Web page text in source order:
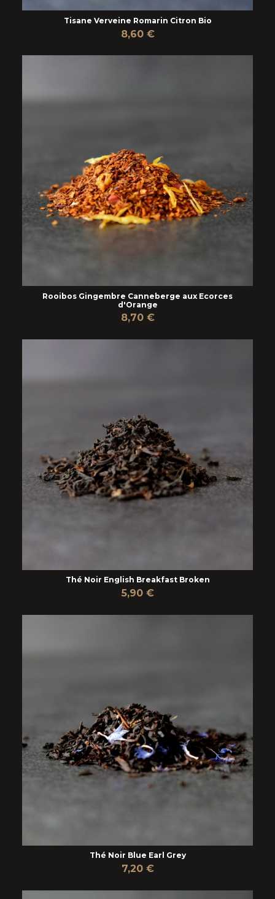
Tisane Verveine Romarin Citron Bio
8,60 €
Rooibos Gingembre Canneberge aux Ecorces
d'Orange
8,70 €
Thé Noir English Breakfast Broken
5,90 €
Thé Noir Blue Earl Grey
7,20 €